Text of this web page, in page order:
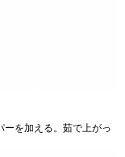
ーを加える。茹で上がっ